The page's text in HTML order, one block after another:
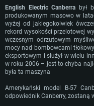
For PC
English Electric Canberra
był
produkowanym masowo w
wyżej od jakiegokolwiek
rekord wysokości przelotowej
wczesnym odrzutowym
mocy nad bombowcami
eksportowym i służył w wielu
w roku 2006 – jest to chyba
była ta maszyna
Amerykański model B-57
odpowiednik Canberry, zostaną